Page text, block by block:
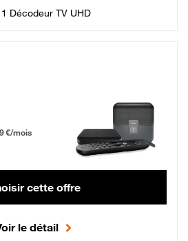
Décodeur TV UHD
Fibre
mois puis 42,99 € par mois, Engagement 12 mois
€/mois
cette offre
le détail